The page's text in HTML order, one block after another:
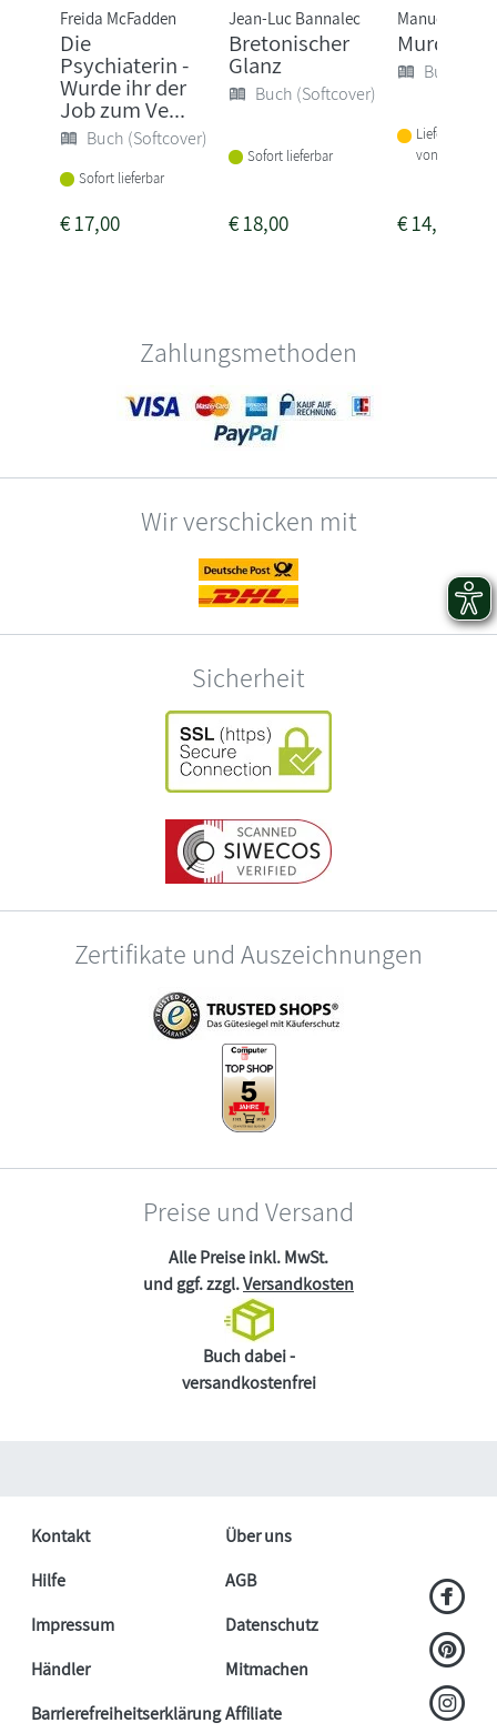
Freida McFadden
Die
Psychiaterin -
Wurde ihr der
Job zum Ve...
Buch (Softcover)
Sofort lieferbar
€17,00
Jean-Luc Bannalec
Bretonischer
Glanz
Buch (Softcover)
Sofort lieferbar
€18,00
Manuel
Murdoku
Buch
Lieferbar
von 1-2
€14,00
Zahlungsmethoden
Wir verschicken mit
Sicherheit
Zertifikate und Auszeichnungen
Preise und Versand
Alle Preise inkl. MwSt.
und ggf. zzgl.Versandkosten
Buch dabei -
versandkostenfrei
Kontakt
Über uns
Hilfe
AGB
Impressum
Datenschutz
Händler
Mitmachen
BarrierefreiheitserklärungAffiliate